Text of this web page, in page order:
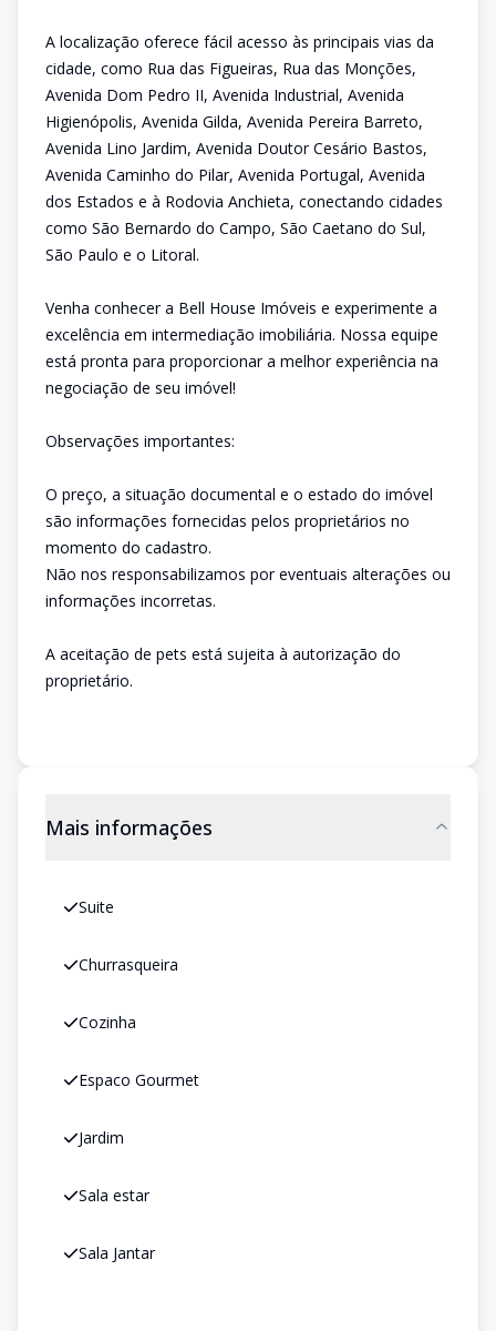
A localização oferece fácil acesso às principais vias da
cidade, como Rua das Figueiras, Rua das Monções,
Avenida Dom Pedro II, Avenida Industrial, Avenida
Higienópolis, Avenida Gilda, Avenida Pereira Barreto,
Avenida Lino Jardim, Avenida Doutor Cesário Bastos,
Avenida Caminho do Pilar, Avenida Portugal, Avenida
dos Estados e à Rodovia Anchieta, conectando cidades
como São Bernardo do Campo, São Caetano do Sul,
São Paulo e o Litoral.
Venha conhecer a Bell House Imóveis e experimente a
excelência em intermediação imobiliária. Nossa equipe
está pronta para proporcionar a melhor experiência na
negociação de seu imóvel!
Observações importantes:
O preço, a situação documental e o estado do imóvel
são informações fornecidas pelos proprietários no
momento do cadastro.
Não nos responsabilizamos por eventuais alterações ou
informações incorretas.
A aceitação de pets está sujeita à autorização do
proprietário.
Mais informações
Suite
Churrasqueira
Cozinha
Espaco Gourmet
Jardim
Sala estar
Sala Jantar